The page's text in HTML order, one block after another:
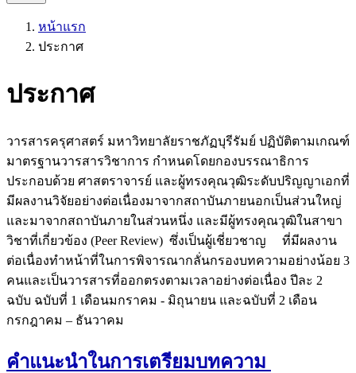
หน้าแรก
ประกาศ
ประกาศ
วารสารครุศาสตร์ มหาวิทยาลัยราชภัฏบุรีรัมย์ ปฏิบัติตามเกณฑ์
มาตรฐานวารสารวิชาการ กำหนดโดยกองบรรณาธิการ
ประกอบด้วย ศาสตราจารย์ และผู้ทรงคุณวุฒิระดับปริญญาเอกที่
มีผลงานวิจัยอย่างต่อเนื่องมาจากสถาบันภายนอกเป็นส่วนใหญ่
และมาจากสถาบันภายในส่วนหนึ่ง และมีผู้ทรงคุณวุฒิในสาขา
วิชาที่เกี่ยวข้อง (Peer Review) ซึ่งเป็นผู้เชี่ยวชาญ ที่มีผลงาน
ต่อเนื่องทำหน้าที่ในการพิจารณากลั่นกรองบทความอย่างน้อย 3
คนและเป็นวารสารที่ออกตรงตามเวลาอย่างต่อเนื่อง ปีละ 2
ฉบับ ฉบับที่ 1 เดือนมกราคม - มิถุนายน และฉบับที่ 2 เดือน
กรกฎาคม – ธันวาคม
คำแนะนำในการเตรียมบทความ